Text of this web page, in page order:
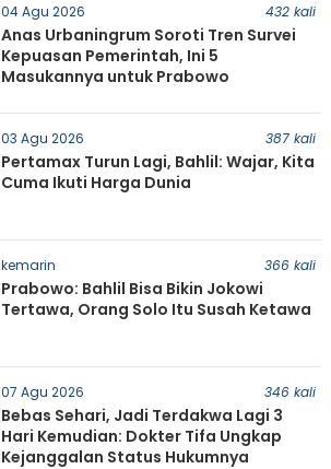
04 Agu 2026 432 kali
Anas Urbaningrum Soroti Tren Survei
Kepuasan Pemerintah, Ini 5
Masukannya untuk Prabowo
03 Agu 2026 387 kali
Pertamax Turun Lagi, Bahlil: Wajar, Kita
Cuma Ikuti Harga Dunia
kemarin 366 kali
Prabowo: Bahlil Bisa Bikin Jokowi
Tertawa, Orang Solo Itu Susah Ketawa
07 Agu 2026 346 kali
Bebas Sehari, Jadi Terdakwa Lagi 3
Hari Kemudian: Dokter Tifa Ungkap
Kejanggalan Status Hukumnya